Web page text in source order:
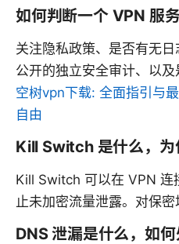
如何判断一个 VPN 服
关注隐私政策、是否有无
公开的独立安全审计、以及
空树vpn下载: 全面指引与
自由
Kill Switch 是什么，为
Kill Switch 可以在 VPN 连
止未加密流量泄露。对保密
DNS 泄漏是什么，如何